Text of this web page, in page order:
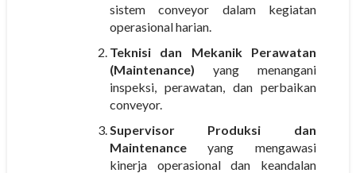
sistem conveyor dalam kegiatan
operasional harian.
Teknisi dan Mekanik Perawatan
(Maintenance) yang menangani
inspeksi, perawatan, dan perbaikan
conveyor.
Supervisor Produksi dan
Maintenanceyang mengawasi
kinerja operasional dan keandalan